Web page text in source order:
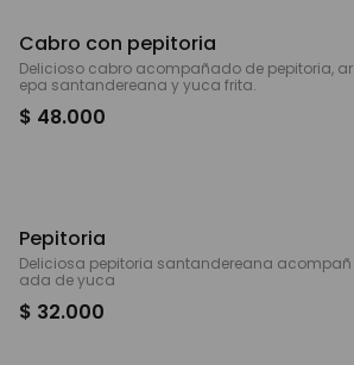
Cabro con pepitoria
Delicioso cabro acompañado de pepitoria, ar
epa santandereana y yuca frita.
$ 48.000
Pepitoria
Deliciosa pepitoria santandereana acompañ
ada de yuca
$ 32.000